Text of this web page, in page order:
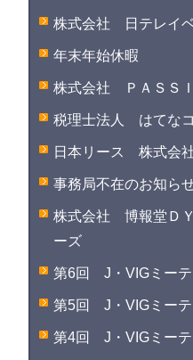
株式会社 日テレイ
年末年始休暇
株式会社 ＰＡＳＳ
税理士法人 はてな
日本リース 株式会
事務局不在のお知ら
株式会社 博報堂Ｄ
ーズ
第6回 J・VIGミー
第5回 J・VIGミー
第4回 J・VIGミー